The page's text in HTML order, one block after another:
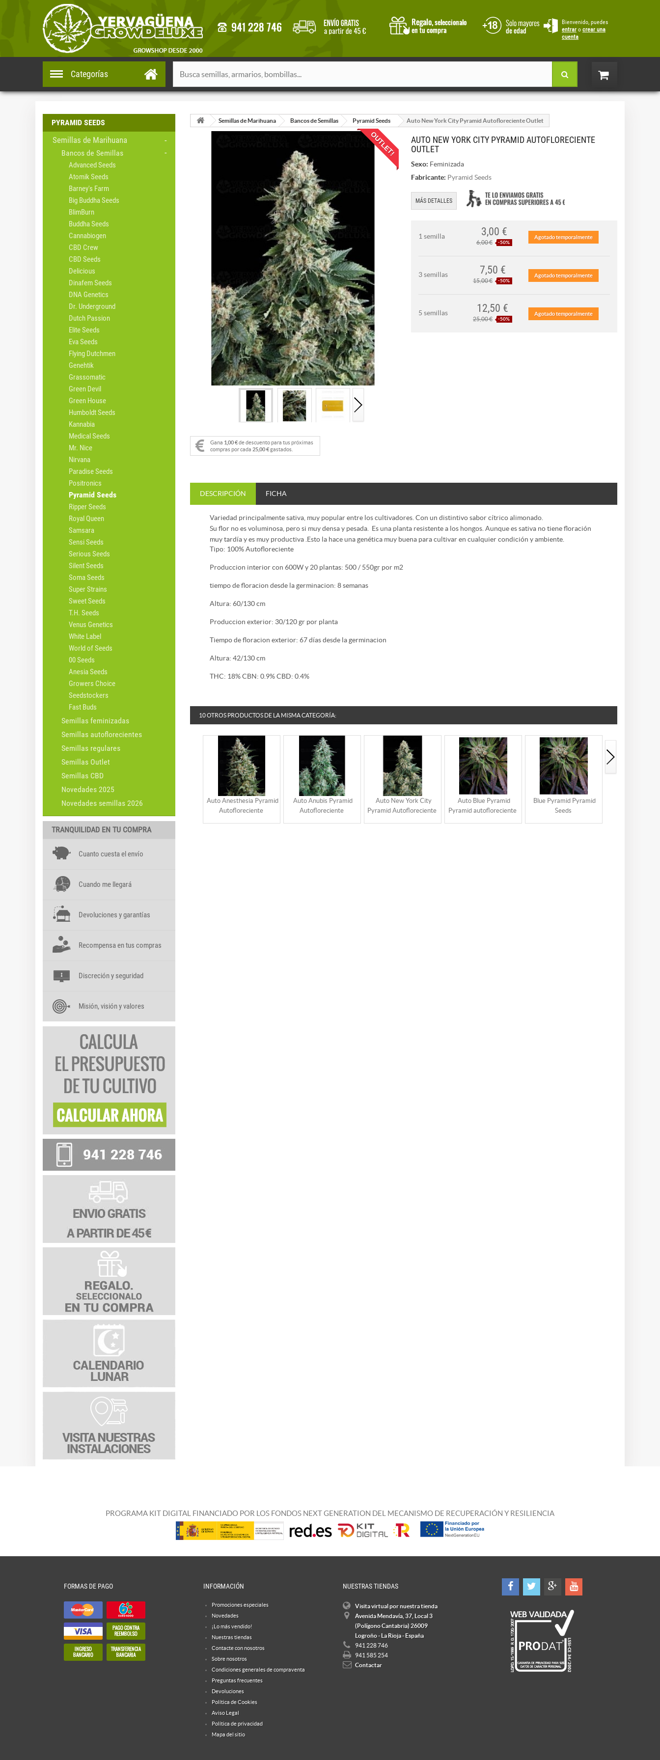
Bienvenido, puedes
entrar o crear una
cuenta
Categorías
PYRAMID SEEDS
Semillas de Marihuana
Bancos de Semillas
Advanced Seeds
Atomik Seeds
Barney's Farm
Big Buddha Seeds
BlimBurn
Buddha Seeds
Cannabiogen
CBD Crew
CBD Seeds
Delicious
Dinafem Seeds
DNA Genetics
Dr. Underground
Dutch Passion
Elite Seeds
Eva Seeds
Flying Dutchmen
Genehtik
Grassomatic
Green Devil
Green House
Humboldt Seeds
Kannabia
Medical Seeds
Mr. Nice
Nirvana
Paradise Seeds
Positronics
Pyramid Seeds
Ripper Seeds
Royal Queen
Samsara
Sensi Seeds
Serious Seeds
Silent Seeds
Soma Seeds
Super Strains
Sweet Seeds
T.H. Seeds
Venus Genetics
White Label
World of Seeds
00 Seeds
Anesia Seeds
Growers Choice
Seedstockers
Fast Buds
Semillas feminizadas
Semillas autoflorecientes
Semillas regulares
Semillas Outlet
Semillas CBD
Novedades 2025
Novedades semillas 2026
TRANQUILIDAD EN TU COMPRA
Cuanto cuesta el envío
Cuando me llegará
Devoluciones y garantías
Recompensa en tus compras
Discreción y seguridad
Misión, visión y valores
Semillas de Marihuana Bancos de Semillas Pyramid Seeds Auto New York City Pyramid Autofloreciente Outlet
OUTLET!
Gana 1,00 €de descuento para tus próximas
compras por cada 25,00 €gastados.
AUTO NEW YORK CITY PYRAMID AUTOFLORECIENTE
OUTLET
Sexo: Feminizada
Fabricante: Pyramid Seeds
MÁS DETALLES
1 semilla Agotado temporalmente
3,00 €
6,00 € -50%
3 semillas Agotado temporalmente
7,50 €
15,00 € -50%
5 semillas Agotado temporalmente
12,50 €
25,00 € -50%
DESCRIPCIÓN FICHA
Variedad principalmente sativa, muy popular entre los cultivadores. Con un distintivo sabor cítrico alimonado.
Su flor no es voluminosa, pero si muy densa y pesada. Es una planta resistente a los hongos. Aunque es sativa no tiene floración
muy tardía y es muy productiva .Esto la hace una genética muy buena para cultivar en cualquier condición y ambiente.
Tipo: 100% Autofloreciente
Produccion interior con 600W y 20 plantas: 500 / 550gr por m2
tiempo de floracion desde la germinacion: 8 semanas
Altura: 60/130 cm
Produccion exterior: 30/120 gr por planta
Tiempo de floracion exterior: 67 días desde la germinacion
Altura: 42/130 cm
THC: 18%CBN: 0.9%CBD: 0.4%
10 OTROS PRODUCTOS DE LA MISMA CATEGORÍA:
Auto Anesthesia Pyramid
Autofloreciente
Auto Anubis Pyramid
Autofloreciente
Auto New York City
Pyramid Autofloreciente
Auto Blue Pyramid
Pyramid autofloreciente
Blue Pyramid Pyramid
Seeds
PROGRAMA KIT DIGITAL FINANCIADO POR LOS FONDOS NEXT GENERATION DEL MECANISMO DE RECUPERACIÓN Y RESILIENCIA
FORMAS DE PAGO INFORMACIÓN
Promociones especiales
Novedades
¡Lo más vendido!
Nuestras tiendas
Contacte con nosotros
Sobre nosotros
Condiciones generales de compraventa
Preguntas frecuentes
Devoluciones
Política de Cookies
Aviso Legal
Política de privacidad
Mapa del sitio
NUESTRAS TIENDAS
Visita virtual por nuestra tienda
Avenida Mendavía, 37, Local 3
(Polígono Cantabria) 26009
Logroño - La Rioja - España
941 228 746
941 585 254
Contactar